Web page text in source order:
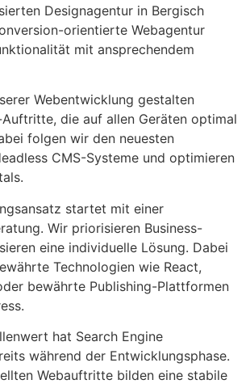
Designagentur in Bergisch
orientierte Webagentur
mit ansprechendem
Webentwicklung gestalten
die auf allen Geräten optimal
folgen wir den neuesten
CMS-Systeme und optimieren
startet mit einer
Wir priorisieren Business-
eine individuelle Lösung. Dabei
Technologien wie React,
bewährte Publishing-Plattformen
hat Search Engine
während der Entwicklungsphase.
Webauftritte bilden eine stabile